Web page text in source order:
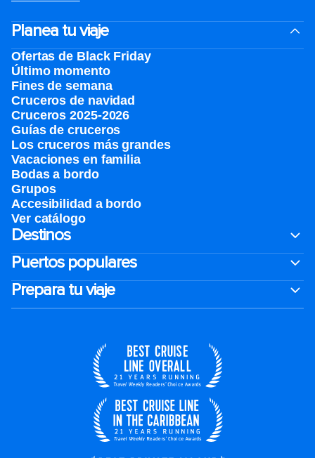
Planea tu viaje
Ofertas de Black Friday
Último momento
Fines de semana
Cruceros de navidad
Cruceros 2025-2026
Guías de cruceros
Los cruceros más grandes
Vacaciones en familia
Bodas a bordo
Grupos
Accesibilidad a bordo
Ver catálogo
Destinos
Puertos populares
Prepara tu viaje